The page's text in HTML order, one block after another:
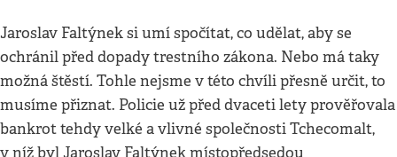
Jaroslav Faltýnek si umí spočítat, co udělat, aby se
ochránil před dopady trestního zákona. Nebo má taky
možná štěstí. Tohle nejsme v této chvíli přesně určit, to
musíme přiznat. Policie už před dvaceti lety prověřovala
bankrot tehdy velké a vlivné společnosti Tchecomalt,
v níž byl Jaroslav Faltýnek místopředsedou